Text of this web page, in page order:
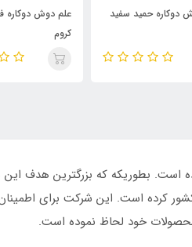
دوکاره حمید سفید
علم دوش
کروم
نموده است. بطوریکه که بزرگترین
کرده است. این شرکت برای اطمینان